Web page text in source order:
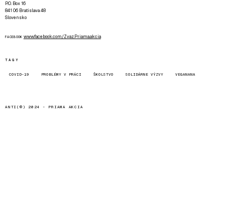
P.O. Box 16
841 06 Bratislava 48
Slovensko
FACEBOOK www.facebook.com/Zvaz.Priama.akcia
TAGY
COVID-19 PROBLÉMY V PRÁCI ŠKOLSTVO SOLIDÁRNE VÝZVY VEGANANA
ANTI(©) 2024 - PRIAMA AKCIA